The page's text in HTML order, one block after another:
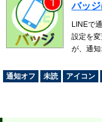
バッ
LINEで
設定を
が、通
通知オフ
未読 アイコン